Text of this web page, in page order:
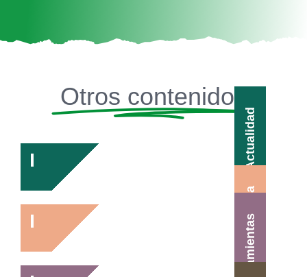
Otros contenidos
Actualidad
Agenda
Herramientas